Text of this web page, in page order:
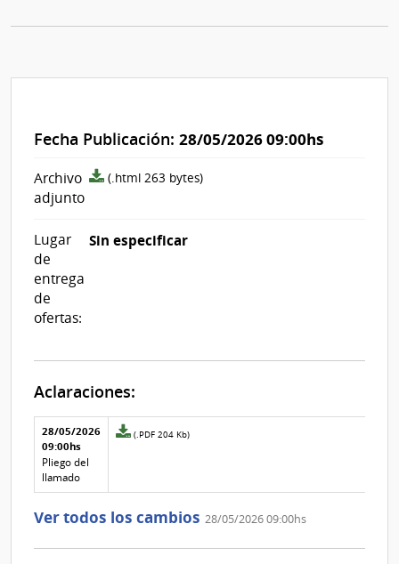
Fecha Publicación: 28/05/2026 09:00hs
Archivo
adjunto
archivo
(.html 263 bytes)
Lugar
de
entrega
de
ofertas:
Sin especificar
Aclaraciones:
Aclaraciones del llamado
Fecha y
texto de
la
aclaración
28/05/2026
09:00hs
Pliego del
llamado
Archivo
aclaración
2
(.PDF 204 Kb)
Ver todos los cambios 28/05/2026 09:00hs